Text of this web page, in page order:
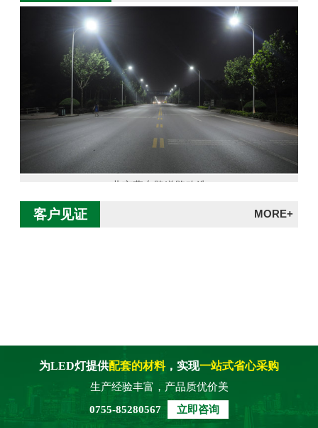
北京燕东路道路改造
客户见证 MORE+
为LED灯提供配套的材料，实现一站式省心采购
生产经验丰富，产品质优价美
0755-85280567
立即咨询